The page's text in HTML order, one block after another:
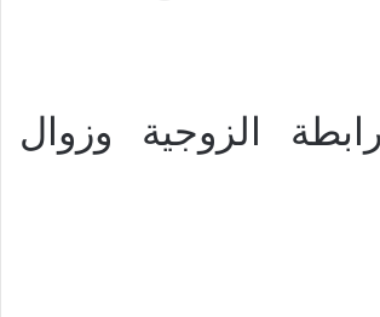
الزوجية وزوال